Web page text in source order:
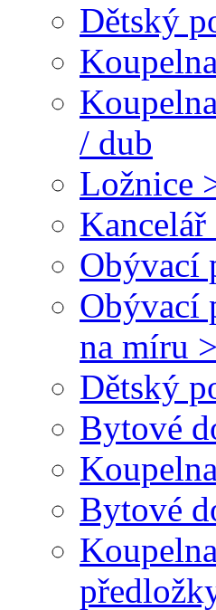
Dětský
/ dub
Ložnice
Obývací
Obývací
na míru
Dětský
Bytové
Bytové